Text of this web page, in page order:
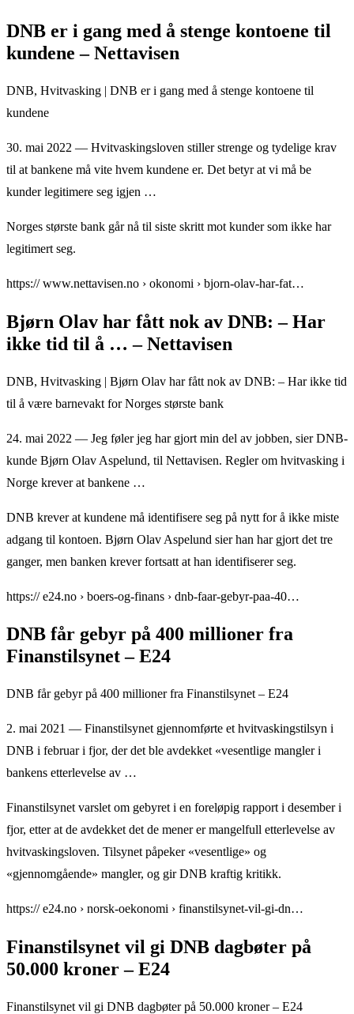
DNB er i gang med å stenge kontoene til
kundene – Nettavisen
DNB, Hvitvasking | DNB er i gang med å stenge kontoene til
kundene
30. mai 2022 — Hvitvaskingsloven stiller strenge og tydelige krav
til at bankene må vite hvem kundene er. Det betyr at vi må be
kunder legitimere seg igjen …
Norges største bank går nå til siste skritt mot kunder som ikke har
legitimert seg.
https:// www.nettavisen.no › okonomi › bjorn-olav-har-fat…
Bjørn Olav har fått nok av DNB: – Har
ikke tid til å … – Nettavisen
DNB, Hvitvasking | Bjørn Olav har fått nok av DNB: – Har ikke tid
til å være barnevakt for Norges største bank
24. mai 2022 — Jeg føler jeg har gjort min del av jobben, sier DNB-
kunde Bjørn Olav Aspelund, til Nettavisen. Regler om hvitvasking i
Norge krever at bankene …
DNB krever at kundene må identifisere seg på nytt for å ikke miste
adgang til kontoen. Bjørn Olav Aspelund sier han har gjort det tre
ganger, men banken krever fortsatt at han identifiserer seg.
https:// e24.no › boers-og-finans › dnb-faar-gebyr-paa-40…
DNB får gebyr på 400 millioner fra
Finanstilsynet – E24
DNB får gebyr på 400 millioner fra Finanstilsynet – E24
2. mai 2021 — Finanstilsynet gjennomførte et hvitvaskingstilsyn i
DNB i februar i fjor, der det ble avdekket «vesentlige mangler i
bankens etterlevelse av …
Finanstilsynet varslet om gebyret i en foreløpig rapport i desember i
fjor, etter at de avdekket det de mener er mangelfull etterlevelse av
hvitvaskingsloven. Tilsynet påpeker «vesentlige» og
«gjennomgående» mangler, og gir DNB kraftig kritikk.
https:// e24.no › norsk-oekonomi › finanstilsynet-vil-gi-dn…
Finanstilsynet vil gi DNB dagbøter på
50.000 kroner – E24
Finanstilsynet vil gi DNB dagbøter på 50.000 kroner – E24